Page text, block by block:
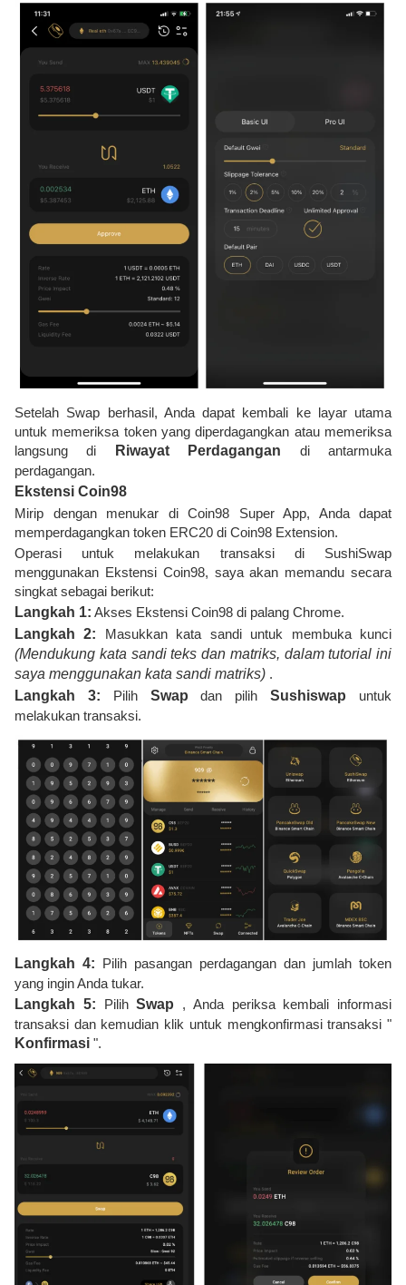
Setelah Swap berhasil, Anda dapat kembali ke layar utama
untuk memeriksa token yang diperdagangkan atau memeriksa
langsung di
Riwayat Perdagangan di antarmuka
perdagangan.
Ekstensi Coin98
Mirip dengan menukar di Coin98 Super App, Anda dapat
memperdagangkan token ERC20 di Coin98 Extension.
Operasi untuk melakukan transaksi di SushiSwap
menggunakan Ekstensi Coin98, saya akan memandu secara
singkat sebagai berikut:
Langkah 1: Akses Ekstensi Coin98 di palang Chrome.
Langkah 2: Masukkan kata sandi untuk membuka kunci
(Mendukung kata sandi teks dan matriks, dalam tutorial ini
saya menggunakan kata sandi matriks) .
Langkah 3: Pilih Swap dan pilihSushiswap untuk
melakukan transaksi.
Langkah 4: Pilih pasangan perdagangan dan jumlah token
yang ingin Anda tukar.
Langkah 5: PilihSwap , Anda periksa kembali informasi
transaksi dan kemudian klik untuk mengkonfirmasi transaksi "
Konfirmasi ".